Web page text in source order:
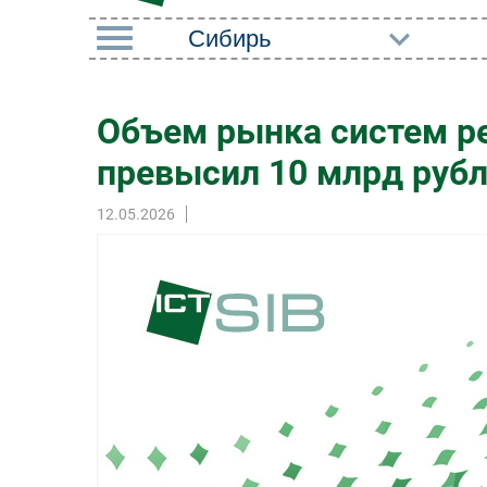
Импорто­замещение
Автоматизация
Промышленности
Мобильная связь
Фиксированная связь
Торговые
Объем рынка систем
превысил 10 млрд
12.05.2026